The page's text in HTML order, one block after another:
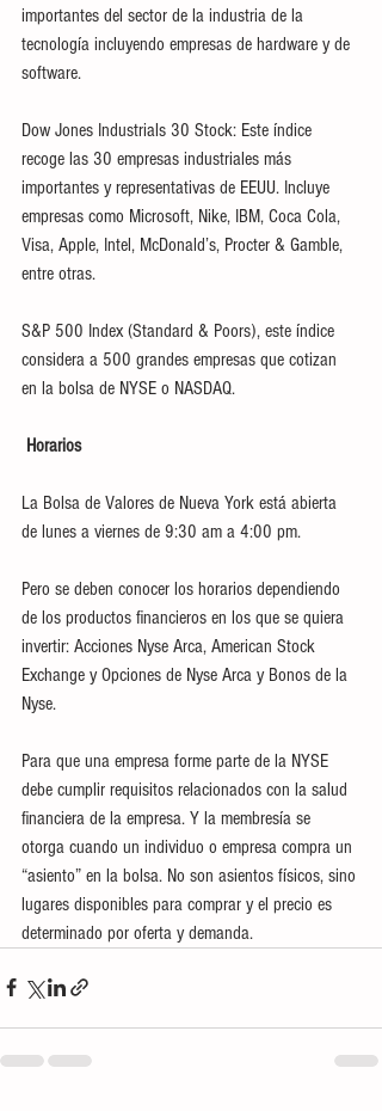
importantes del sector de la industria de la
tecnología incluyendo empresas de hardware y de
software.
Dow Jones Industrials 30 Stock: Este índice
recoge las 30 empresas industriales más
importantes y representativas de EEUU. Incluye
empresas como Microsoft, Nike, IBM, Coca Cola,
Visa, Apple, Intel, McDonald’s, Procter & Gamble,
entre otras.
S&P 500 Index (Standard & Poors), este índice
considera a 500 grandes empresas que cotizan
en la bolsa de NYSE o NASDAQ.
Horarios
La Bolsa de Valores de Nueva York está abierta
de lunes a viernes de 9:30 am a 4:00 pm.
Pero se deben conocer los horarios dependiendo
de los productos financieros en los que se quiera
invertir: Acciones Nyse Arca, American Stock
Exchange y Opciones de Nyse Arca y Bonos de la
Nyse.
Para que una empresa forme parte de la NYSE
debe cumplir requisitos relacionados con la salud
financiera de la empresa. Y la membresía se
otorga cuando un individuo o empresa compra un
“asiento” en la bolsa. No son asientos físicos, sino
lugares disponibles para comprar y el precio es
determinado por oferta y demanda.